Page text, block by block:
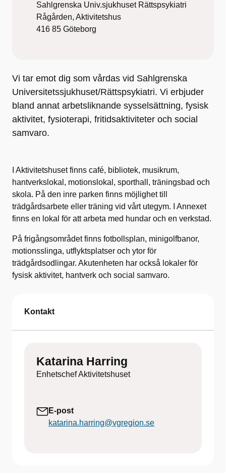
Sahlgrenska Univ.sjukhuset Rättspsykiatri
Rågården, Aktivitetshus
416 85 Göteborg
Vi tar emot dig som vårdas vid Sahlgrenska
Universitetssjukhuset/Rättspsykiatri. Vi erbjuder
bland annat arbetsliknande sysselsättning, fysisk
aktivitet, fysioterapi, fritidsaktiviteter och social
samvaro.
I Aktivitetshuset finns café, bibliotek, musikrum,
hantverkslokal, motionslokal, sporthall, träningsbad och
skola. På den inre parken finns möjlighet till
trädgårdsarbete eller träning vid vårt utegym. I Annexet
finns en lokal för att arbeta med hundar och en verkstad.
På frigångsområdet finns fotbollsplan, minigolfbanor,
motionsslinga, utflyktsplatser och ytor för
trädgårdsodlingar. Akutenheten har också lokaler för
fysisk aktivitet, hantverk och social samvaro.
Kontakt
Katarina Harring
Enhetschef Aktivitetshuset
E-post
katarina.harring@vgregion.se